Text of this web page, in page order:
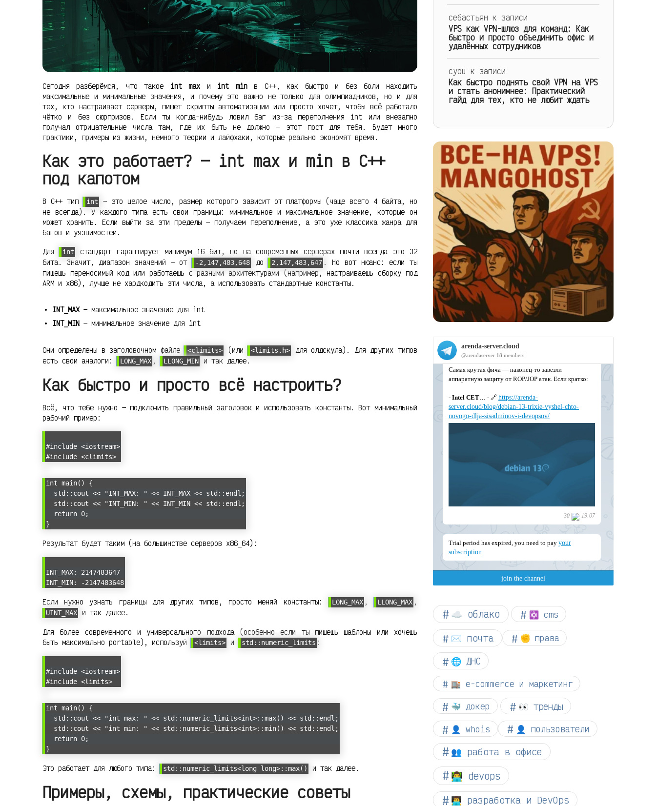
Сегодня разберёмся, что такое int max и int minв C++, как быстро и без боли находить
максимальные и минимальные значения, и почему это важно не только для олимпиадников, но и для
тех, кто настраивает серверы, пишет скрипты автоматизации или просто хочет, чтобы всё работало
чётко и без сюрпризов. Если ты когда-нибудь ловил баг из-за переполнения int или внезапно
получал отрицательные числа там, где их быть не должно — этот пост для тебя. Будет много
практики, примеры из жизни, немного теории и лайфхаки, которые реально экономят время.
Как это работает? — int max и min в C++
под капотом
В C++ тип int
— это целое число, размер которого зависит от платформы (чаще всего 4 байта, но
не всегда). У каждого типа есть свои границы: минимальное и максимальное значение, которые он
может хранить. Если выйти за эти пределы — получаем переполнение, а это уже классика жанра для
багов и уязвимостей.
Для int
стандарт гарантирует минимум 16 бит, но на современных серверах почти всегда это 32
бита. Значит, диапазон значений — от
-2,147,483,648 до 2,147,483,647 . Но вот нюанс: если ты
пишешь переносимый код или работаешь с разными архитектурами (например, настраиваешь сборку под
ARM и x86), лучше не хардкодить эти числа, а использовать стандартные константы.
INT_MAX— максимальное значение для int
INT_MIN — минимальное значение для int
Они определены в заголовочном файле <climits> (или <limits.h>
для олдскула). Для других типов
есть свои аналоги:
LONG_MAX , LLONG_MIN и так далее.
Как быстро и просто всё настроить?
Всё, что тебе нужно — подключить правильный заголовок и использовать константы. Вот минимальный
рабочий пример:
#include <iostream>
#include <climits>
int main() {
std::cout << "INT_MAX: " << INT_MAX << std::endl;
std::cout << "INT_MIN: " << INT_MIN << std::endl;
return 0;
}
Результат будет таким (на большинстве серверов x86_64):
INT_MAX: 2147483647
INT_MIN: -2147483648
Если нужно узнать границы для других типов, просто меняй константы: LONG_MAX , LLONG_MAX ,
UINT_MAX и так далее.
Для более современного и универсального подхода (особенно если ты пишешь шаблоны или хочешь
быть максимально portable), используй
<limits> и std::numeric_limits :
#include <iostream>
#include <limits>
int main() {
std::cout << "int max: " << std::numeric_limits<int>::max() << std::endl;
std::cout << "int min: " << std::numeric_limits<int>::min() << std::endl;
return 0;
}
Это работает для любого типа: std::numeric_limits<long long>::max() и так далее.
Примеры, схемы, практические советы
себастьян к записи
VPS как VPN-шлюз для команд: Как
быстро и просто объединить офис и
удалённых сотрудников
cyou к записи
Как быстро поднять свой VPN на VPS
и стать анонимнее: Практический
гайд для тех, кто не любит ждать
☁︎ облако ⚛ cms
✉️ почта ✊ права
🌐 ДНС
🏬 e-commerce и маркетинг
🐳 докер 👀 тренды
👤 whois 👤 пользователи
👥 работа в офисе
👨‍💻 devops
👨‍💻 разработка и DevOps